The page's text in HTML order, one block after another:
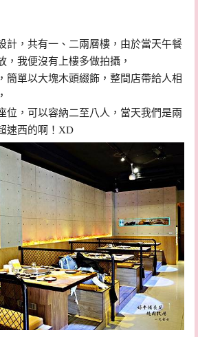
計，共有一、二兩層樓，由於當天午餐
，我便沒有上樓多做拍攝，
簡單以大塊木頭綴飾，整間店帶給人相
位，可以容納二至八人，當天我們是兩
速西的啊！XD